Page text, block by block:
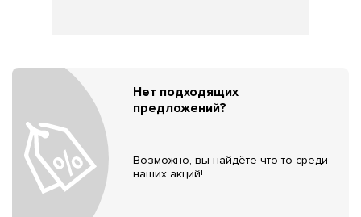
Нет подходящих
предложений?
Возможно, вы найдёте что-то среди
наших акций!